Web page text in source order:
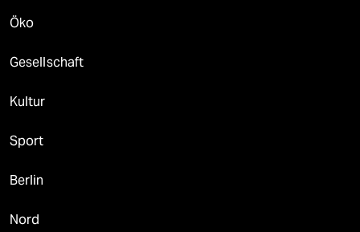
Öko
Gesellschaft
Kultur
Sport
Berlin
Nord